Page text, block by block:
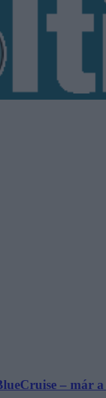
– már